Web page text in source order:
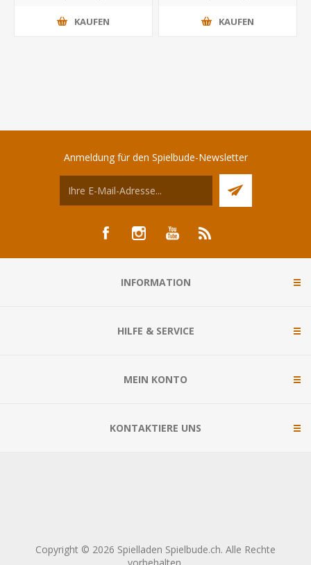
KAUFEN KAUFEN
Anmeldung für den Spielbude-Newsletter
INFORMATION
HILFE & SERVICE
MEIN KONTO
KONTAKTIERE UNS
Copyright © 2026 Spielladen Spielbude.ch. Alle Rechte